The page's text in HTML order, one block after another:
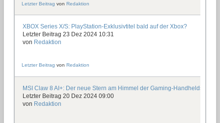
Letzter Beitrag vonRedaktion
XBOX Series X/S: PlayStation-Exklusivtitel bald auf der Xbox?
Letzter Beitrag 23 Dez 2024 10:31
von Redaktion
Letzter Beitrag von Redaktion
MSI Claw 8 AI+: Der neue Stern am Himmel der Gaming-Handhelds?
Letzter Beitrag 20 Dez 2024 09:00
von Redaktion